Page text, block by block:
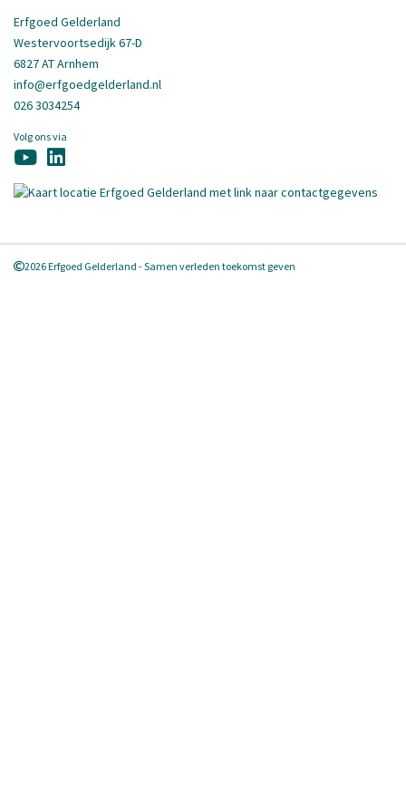
Erfgoed Gelderland
Westervoortsedijk 67-D
6827 AT Arnhem
info@erfgoedgelderland.nl
026 3034254
Volg ons via
2026 Erfgoed Gelderland - Samen verleden toekomst geven